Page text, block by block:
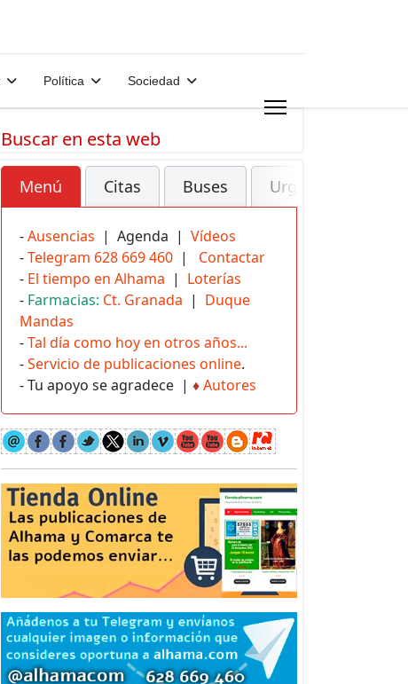
Política Sociedad
Buscar en esta web
Menú Citas Buses Urgencias
-Ausencias | Agenda | Vídeos
-Telegram 628 669 460 | Contactar
- El tiempo en Alhama | Loterías
- Farmacias: Ct. Granada | Duque
Mandas
-Tal día como hoy en otros años...
-Servicio de publicaciones online.
- Tu apoyo se agradece | ♦Autores